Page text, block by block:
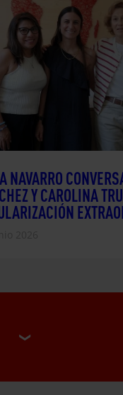
NAVARRO
Y CAROLINA